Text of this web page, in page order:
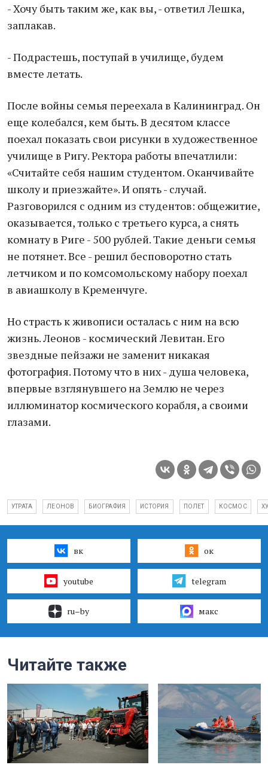
- Хочу быть таким же, как вы, - ответил Лешка,
заплакав.
- Подрастешь, поступай в училище, будем
вместе летать.
После войны семья переехала в Калининград. Он
еще колебался, кем быть. В десятом классе
поехал показать свои рисунки в художественное
училище в Ригу. Ректора работы впечатлили:
«Считайте себя нашим студентом. Оканчивайте
школу и приезжайте». И опять - случай.
Разговорился с одним из студентов: общежитие,
оказывается, только с третьего курса, а снять
комнату в Риге - 500 рублей. Такие деньги семья
не потянет. Все - решил бесповоротно стать
летчиком и по комсомольскому набору поехал
в авиашколу в Кременчуге.
Но страсть к живописи осталась с ним на всю
жизнь. Леонов - космический Левитан. Его
звездные пейзажи не заменит никакая
фотография. Потому что в них - душа человека,
впервые взглянувшего на Землю не через
иллюминатор космического корабля, а своими
глазами.
УТРАТА ЛЕОНОВ БИОГРАФИЯ ИСТОРИЯ ПОЛЕТ КОСМОС
вк ок
youtube telegram
ru–by макс
Читайте также